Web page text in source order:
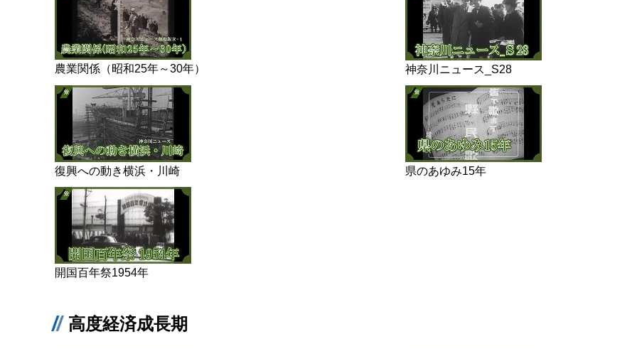
農業関係（昭和25年～30年） 神奈川ニュース_S28
復興への動き横浜・川崎 県のあゆみ15年
開国百年祭1954年
高度経済成長期